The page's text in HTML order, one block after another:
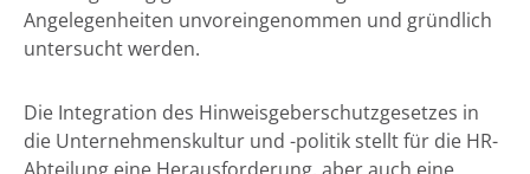
Angelegenheiten unvoreingenommen und gründlich
untersucht werden.
Die Integration des Hinweisgeberschutzgesetzes in
die Unternehmenskultur und -politik stellt für die HR-